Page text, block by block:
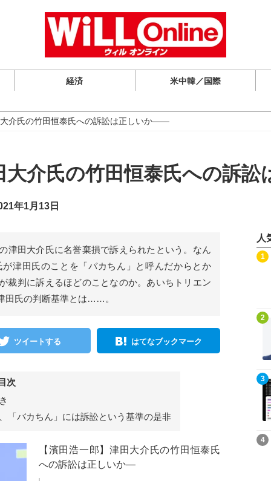
経済 米中韓／国際
介氏の竹田恒泰氏への訴訟は正しいか――
大介氏の竹田恒泰氏への訴
年1月13日
津田大介氏に名誉棄損で訴えられたという。なん
津田氏のことを「バカちん」と呼んだからとか
判に訴えるほどのことなのか。あいちトリエン
田氏の判断基準とは……。
ツイートする はてなブックマーク
次
「バカちん」には訴訟という基準の是非
【濱田浩一郎】津田大介氏の竹田恒泰氏
への訴訟は正しいか―
人
1
2
3
4